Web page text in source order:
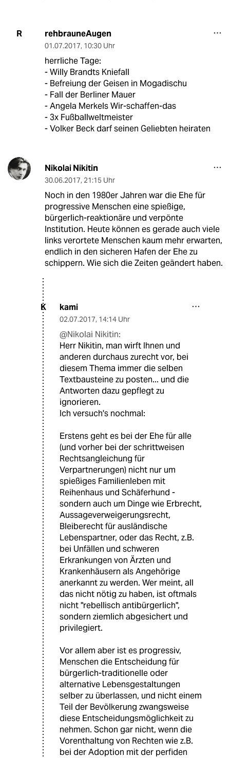
R rehbrauneAugen
01.07.2017, 10:30 Uhr
herrliche Tage:
- Willy Brandts Kniefall
- Befreiung der Geisen in Mogadischu
- Fall der Berliner Mauer
- Angela Merkels Wir-schaffen-das
- 3x Fußballweltmeister
- Volker Beck darf seinen Geliebten heiraten
Nikolai Nikitin
30.06.2017, 21:15 Uhr
Noch in den 1980er Jahren war die Ehe für
progressive Menschen eine spießige,
bürgerlich-reaktionäre und verpönte
Institution. Heute können es gerade auch viele
links verortete Menschen kaum mehr erwarten,
endlich in den sicheren Hafen der Ehe zu
schippern. Wie sich die Zeiten geändert haben.
K kami
02.07.2017, 14:14 Uhr
@Nikolai Nikitin:
Herr Nikitin, man wirft Ihnen und
anderen durchaus zurecht vor, bei
diesem Thema immer die selben
Textbausteine zu posten... und die
Antworten dazu gepflegt zu
ignorieren.
Ich versuch's nochmal:
Erstens geht es bei der Ehe für alle
(und vorher bei der schrittweisen
Rechtsangleichung für
Verpartnerungen) nicht nur um
spießiges Familienleben mit
Reihenhaus und Schäferhund -
sondern auch um Dinge wie Erbrecht,
Aussageverweigerungsrecht,
Bleiberecht für ausländische
Lebenspartner, oder das Recht, z.B.
bei Unfällen und schweren
Erkrankungen von Ärzten und
Krankenhäusern als Angehörige
anerkannt zu werden. Wer meint, all
das nicht nötig zu haben, ist oftmals
nicht "rebellisch antibürgerlich",
sondern ziemlich abgesichert und
privilegiert.
Vor allem aber ist es progressiv,
Menschen die Entscheidung für
bürgerlich-traditionelle oder
alternative Lebensgestaltungen
selber zu überlassen, und nicht einem
Teil der Bevölkerung zwangsweise
diese Entscheidungsmöglichkeit zu
nehmen. Schon gar nicht, wenn die
Vorenthaltung von Rechten wie z.B.
bei der Adoption mit der perfiden